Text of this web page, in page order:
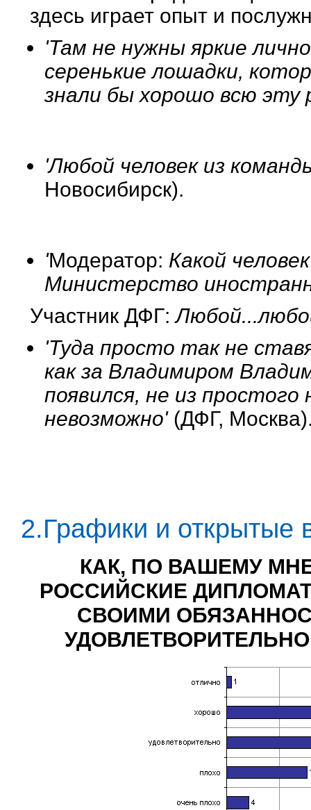
здесь играет опыт и
'Там не нужны яркие
серенькие лошадки,
знали бы хорошо всю эту
'Любой человек из
Новосибирск).
'Модератор: Какой
Министерство
Участник ДФГ:
'Туда просто так не
как за Владимиром
появился, не из
невозможно' (ДФГ,
2.Графики и открытые
КАК, ПО ВАШЕМУ
РОССИЙСКИЕ
СВОИМИ